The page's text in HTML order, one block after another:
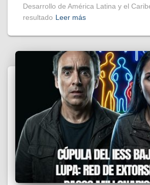
Desarrollo de América Latina y el
resultado Leer más